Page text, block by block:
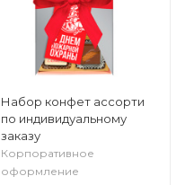
Набор конфет ассорти
по индивидуальному
заказу
Корпоративное
оформление